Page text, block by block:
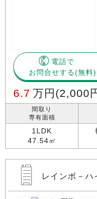
電話で
お問合せする
6.7 万円 (2,000
間取り
専有面積
1LDK
47.54㎡
レインボ－